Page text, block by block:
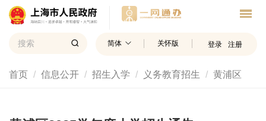
简体 关怀版 登录 注册
首页 信息公开 招生入学 义务教育招生 黄浦区